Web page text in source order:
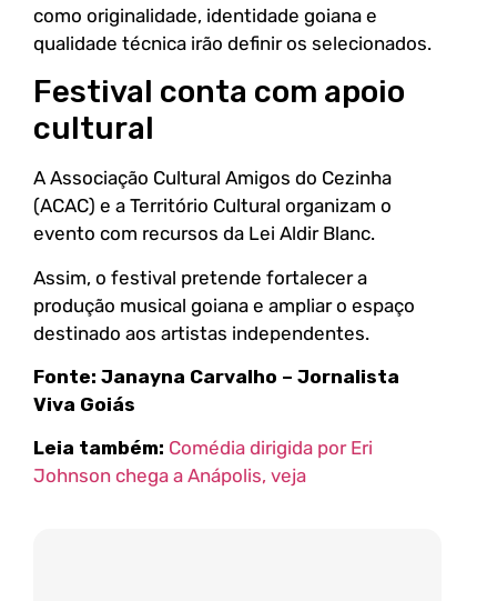
como originalidade, identidade goiana e
qualidade técnica irão definir os selecionados.
Festival conta com apoio
cultural
A Associação Cultural Amigos do Cezinha
(ACAC) e a Território Cultural organizam o
evento com recursos da Lei Aldir Blanc.
Assim, o festival pretende fortalecer a
produção musical goiana e ampliar o espaço
destinado aos artistas independentes.
Fonte: Janayna Carvalho – Jornalista
Viva Goiás
Leia também: Comédia dirigida por Eri
Johnson chega a Anápolis, veja